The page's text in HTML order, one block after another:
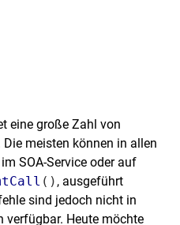
eine große Zahl von
meisten können in allen
SOA-Service oder auf
() , ausgeführt
sind jedoch nicht in
verfügbar. Heute möchte